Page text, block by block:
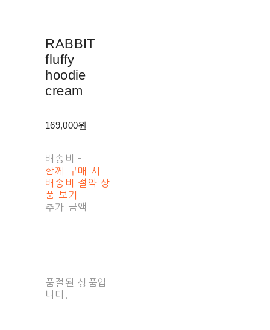
RABBIT
fluffy
hoodie
cream
169,000원
배송비 -
함께 구매 시
배송비 절약 상
품 보기
추가 금액
품절된 상품입
니다.